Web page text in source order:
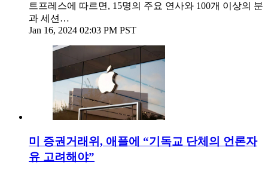
트프레스에 따르면, 15명의 주요 연사와 100개 이상의 분
과 세션…
Jan 16, 2024 02:03 PM PST
미 증권거래위, 애플에 “기독교 단체의 언론자
유 고려해야”